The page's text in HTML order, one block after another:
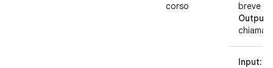
corso
breve
Output
Input: